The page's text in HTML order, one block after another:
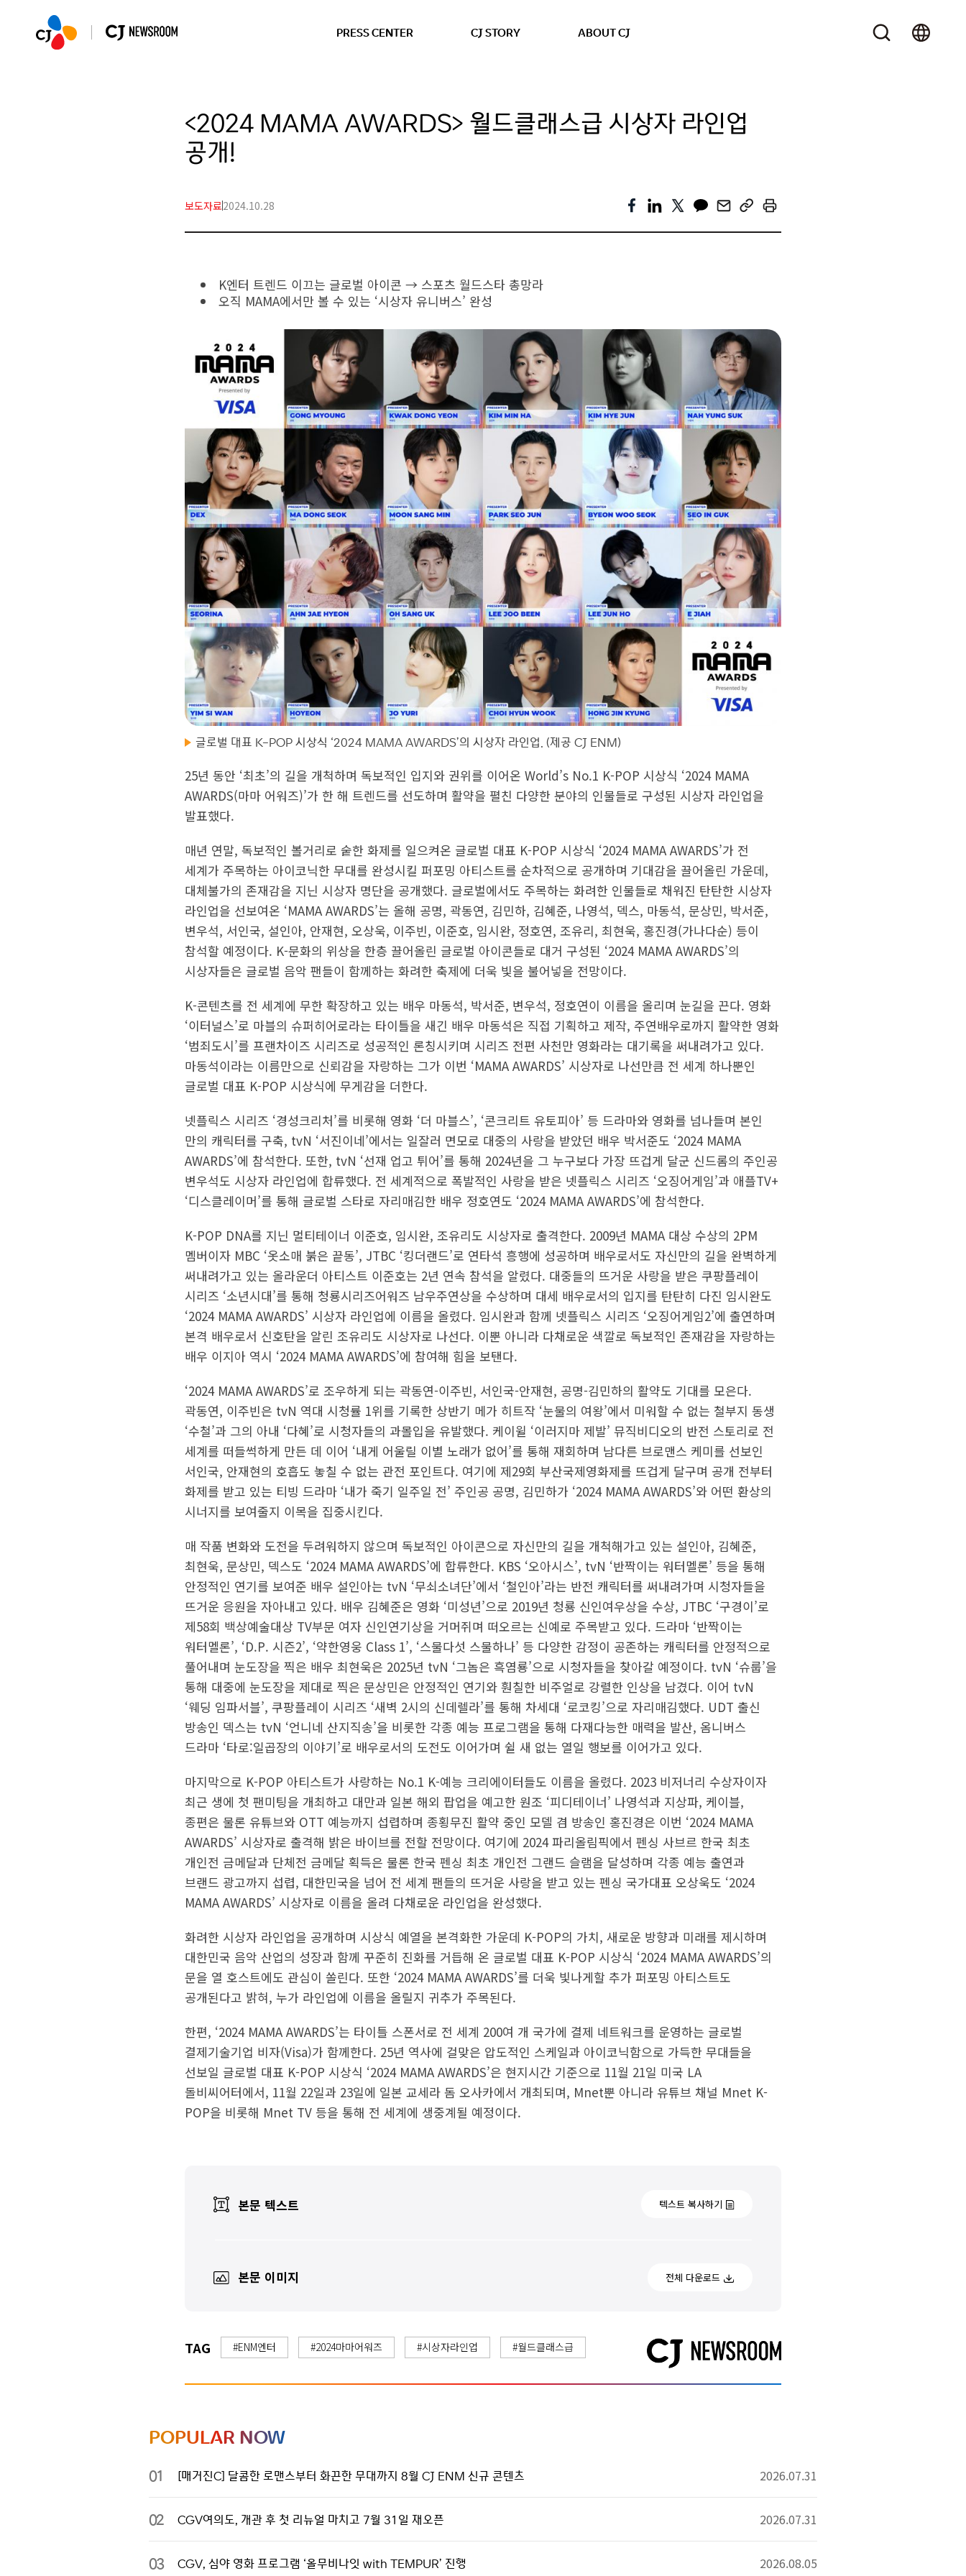
PRESS CENTER CJ STORY ABOUT CJ
<2024 MAMA AWARDS> 월드클래스급 시상자 라인업
공개!
보도자료2024.10.28
K엔터 트렌드 이끄는 글로벌 아이콘 → 스포츠 월드스타 총망라
오직 MAMA에서만 볼 수 있는 ‘시상자 유니버스’ 완성
글로벌 대표 K-POP 시상식 ‘2024 MAMA AWARDS’의 시상자 라인업. (제공 CJ ENM)
25년 동안 ‘최초’의 길을 개척하며 독보적인 입지와 권위를 이어온 World’s No.1 K-POP 시상식 ‘2024 MAMA
AWARDS(마마 어워즈)’가 한 해 트렌드를 선도하며 활약을 펼친 다양한 분야의 인물들로 구성된 시상자 라인업을
발표했다.
매년 연말, 독보적인 볼거리로 숱한 화제를 일으켜온 글로벌 대표 K-POP 시상식 ‘2024 MAMA AWARDS’가 전
세계가 주목하는 아이코닉한 무대를 완성시킬 퍼포밍 아티스트를 순차적으로 공개하며 기대감을 끌어올린 가운데,
대체불가의 존재감을 지닌 시상자 명단을 공개했다. 글로벌에서도 주목하는 화려한 인물들로 채워진 탄탄한 시상자
라인업을 선보여온 ‘MAMA AWARDS’는 올해 공명, 곽동연, 김민하, 김혜준, 나영석, 덱스, 마동석, 문상민, 박서준,
변우석, 서인국, 설인아, 안재현, 오상욱, 이주빈, 이준호, 임시완, 정호연, 조유리, 최현욱, 홍진경(가나다순) 등이
참석할 예정이다. K-문화의 위상을 한층 끌어올린 글로벌 아이콘들로 대거 구성된 ‘2024 MAMA AWARDS’의
시상자들은 글로벌 음악 팬들이 함께하는 화려한 축제에 더욱 빛을 불어넣을 전망이다.
K-콘텐츠를 전 세계에 무한 확장하고 있는 배우 마동석, 박서준, 변우석, 정호연이 이름을 올리며 눈길을 끈다. 영화
‘이터널스’로 마블의 슈퍼히어로라는 타이틀을 새긴 배우 마동석은 직접 기획하고 제작, 주연배우로까지 활약한 영화
‘범죄도시’를 프랜차이즈 시리즈로 성공적인 론칭시키며 시리즈 전편 사천만 영화라는 대기록을 써내려가고 있다.
마동석이라는 이름만으로 신뢰감을 자랑하는 그가 이번 ‘MAMA AWARDS’ 시상자로 나선만큼 전 세계 하나뿐인
글로벌 대표 K-POP 시상식에 무게감을 더한다.
넷플릭스 시리즈 ‘경성크리처’를 비롯해 영화 ‘더 마블스’, ‘콘크리트 유토피아’ 등 드라마와 영화를 넘나들며 본인
만의 캐릭터를 구축, tvN ‘서진이네’에서는 일잘러 면모로 대중의 사랑을 받았던 배우 박서준도 ‘2024 MAMA
AWARDS’에 참석한다. 또한, tvN ‘선재 업고 튀어’를 통해 2024년을 그 누구보다 가장 뜨겁게 달군 신드롬의 주인공
변우석도 시상자 라인업에 합류했다. 전 세계적으로 폭발적인 사랑을 받은 넷플릭스 시리즈 ‘오징어게임’과 애플TV+
‘디스클레이머’를 통해 글로벌 스타로 자리매김한 배우 정호연도 ‘2024 MAMA AWARDS’에 참석한다.
K-POP DNA를 지닌 멀티테이너 이준호, 임시완, 조유리도 시상자로 출격한다. 2009년 MAMA 대상 수상의 2PM
멤버이자 MBC ‘옷소매 붉은 끝동’, JTBC ‘킹더랜드’로 연타석 흥행에 성공하며 배우로서도 자신만의 길을 완벽하게
써내려가고 있는 올라운더 아티스트 이준호는 2년 연속 참석을 알렸다. 대중들의 뜨거운 사랑을 받은 쿠팡플레이
시리즈 ‘소년시대’를 통해 청룡시리즈어워즈 남우주연상을 수상하며 대세 배우로서의 입지를 탄탄히 다진 임시완도
‘2024 MAMA AWARDS’ 시상자 라인업에 이름을 올렸다. 임시완과 함께 넷플릭스 시리즈 ‘오징어게임2’에 출연하며
본격 배우로서 신호탄을 알린 조유리도 시상자로 나선다. 이뿐 아니라 다채로운 색깔로 독보적인 존재감을 자랑하는
배우 이지아 역시 ‘2024 MAMA AWARDS’에 참여해 힘을 보탠다.
‘2024 MAMA AWARDS’로 조우하게 되는 곽동연-이주빈, 서인국-안재현, 공명-김민하의 활약도 기대를 모은다.
곽동연, 이주빈은 tvN 역대 시청률 1위를 기록한 상반기 메가 히트작 ‘눈물의 여왕’에서 미워할 수 없는 철부지 동생
‘수철’과 그의 아내 ‘다혜’로 시청자들의 과몰입을 유발했다. 케이윌 ‘이러지마 제발’ 뮤직비디오의 반전 스토리로 전
세계를 떠들썩하게 만든 데 이어 ‘내게 어울릴 이별 노래가 없어’를 통해 재회하며 남다른 브로맨스 케미를 선보인
서인국, 안재현의 호흡도 놓칠 수 없는 관전 포인트다. 여기에 제29회 부산국제영화제를 뜨겁게 달구며 공개 전부터
화제를 받고 있는 티빙 드라마 ‘내가 죽기 일주일 전’ 주인공 공명, 김민하가 ‘2024 MAMA AWARDS’와 어떤 환상의
시너지를 보여줄지 이목을 집중시킨다.
매 작품 변화와 도전을 두려워하지 않으며 독보적인 아이콘으로 자신만의 길을 개척해가고 있는 설인아, 김혜준,
최현욱, 문상민, 덱스도 ‘2024 MAMA AWARDS’에 합류한다. KBS ‘오아시스’, tvN ‘반짝이는 워터멜론’ 등을 통해
안정적인 연기를 보여준 배우 설인아는 tvN ‘무쇠소녀단’에서 ‘철인아’라는 반전 캐릭터를 써내려가며 시청자들을
뜨거운 응원을 자아내고 있다. 배우 김혜준은 영화 ‘미성년’으로 2019년 청룡 신인여우상을 수상, JTBC ‘구경이’로
제58회 백상예술대상 TV부문 여자 신인연기상을 거머쥐며 떠오르는 신예로 주목받고 있다. 드라마 ‘반짝이는
워터멜론’, ‘D.P. 시즌2’, ‘약한영웅 Class 1’, ‘스물다섯 스물하나’ 등 다양한 감정이 공존하는 캐릭터를 안정적으로
풀어내며 눈도장을 찍은 배우 최현욱은 2025년 tvN ‘그놈은 흑염룡’으로 시청자들을 찾아갈 예정이다. tvN ‘슈룹’을
통해 대중에 눈도장을 제대로 찍은 문상민은 안정적인 연기와 훤칠한 비주얼로 강렬한 인상을 남겼다. 이어 tvN
‘웨딩 임파서블’, 쿠팡플레이 시리즈 ‘새벽 2시의 신데렐라’를 통해 차세대 ‘로코킹’으로 자리매김했다. UDT 출신
방송인 덱스는 tvN ‘언니네 산지직송’을 비롯한 각종 예능 프로그램을 통해 다재다능한 매력을 발산, 옴니버스
드라마 ‘타로:일곱장의 이야기’로 배우로서의 도전도 이어가며 쉴 새 없는 열일 행보를 이어가고 있다.
마지막으로 K-POP 아티스트가 사랑하는 No.1 K-예능 크리에이터들도 이름을 올렸다. 2023 비저너리 수상자이자
최근 생에 첫 팬미팅을 개최하고 대만과 일본 해외 팝업을 예고한 원조 ‘피디테이너’ 나영석과 지상파, 케이블,
종편은 물론 유튜브와 OTT 예능까지 섭렵하며 종횡무진 활약 중인 모델 겸 방송인 홍진경은 이번 ‘2024 MAMA
AWARDS’ 시상자로 출격해 밝은 바이브를 전할 전망이다. 여기에 2024 파리올림픽에서 펜싱 사브르 한국 최초
개인전 금메달과 단체전 금메달 획득은 물론 한국 펜싱 최초 개인전 그랜드 슬램을 달성하며 각종 예능 출연과
브랜드 광고까지 섭렵, 대한민국을 넘어 전 세계 팬들의 뜨거운 사랑을 받고 있는 펜싱 국가대표 오상욱도 ‘2024
MAMA AWARDS’ 시상자로 이름을 올려 다채로운 라인업을 완성했다.
화려한 시상자 라인업을 공개하며 시상식 예열을 본격화한 가운데 K-POP의 가치, 새로운 방향과 미래를 제시하며
대한민국 음악 산업의 성장과 함께 꾸준히 진화를 거듭해 온 글로벌 대표 K-POP 시상식 ‘2024 MAMA AWARDS’의
문을 열 호스트에도 관심이 쏠린다. 또한 ‘2024 MAMA AWARDS’를 더욱 빛나게할 추가 퍼포밍 아티스트도
공개된다고 밝혀, 누가 라인업에 이름을 올릴지 귀추가 주목된다.
한편, ‘2024 MAMA AWARDS’는 타이틀 스폰서로 전 세계 200여 개 국가에 결제 네트워크를 운영하는 글로벌
결제기술기업 비자(Visa)가 함께한다. 25년 역사에 걸맞은 압도적인 스케일과 아이코닉함으로 가득한 무대들을
선보일 글로벌 대표 K-POP 시상식 ‘2024 MAMA AWARDS’은 현지시간 기준으로 11월 21일 미국 LA
돌비씨어터에서, 11월 22일과 23일에 일본 교세라 돔 오사카에서 개최되며, Mnet뿐 아니라 유튜브 채널 Mnet K-
POP을 비롯해 Mnet TV 등을 통해 전 세계에 생중계될 예정이다.
본문 텍스트 텍스트 복사하기
본문 이미지 전체 다운로드
TAG #ENM엔터 #2024마마어워즈 #시상자라인업 #월드클래스급
POPULAR NOW
01 [매거진C] 달콤한 로맨스부터 화끈한 무대까지 8월 CJ ENM 신규 콘텐츠 2026.07.31
02 CGV여의도, 개관 후 첫 리뉴얼 마치고 7월 31일 재오픈 2026.07.31
03 CGV, 심야 영화 프로그램 ‘올무비나잇 with TEMPUR’ 진행 2026.08.05